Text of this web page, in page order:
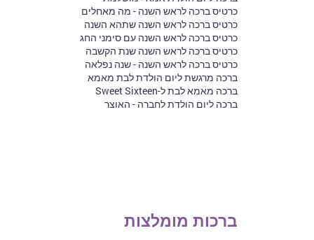
כרטיס ברכה לראש השנה - מה מאחלים
כרטיס ברכה לראש השנה שתהא השנה
כרטיס ברכה לראש השנה עם סימני החג
כרטיס ברכה לראש השנה שנת הקשבה
כרטיס ברכה לראש השנה - שנה נפלאה
ברכה מרגשת ליום הולדת לבת מאמא
ברכה מאמא לבת ל-Sweet Sixteen
ברכה ליום הולדת לחברה - האוצר
ברכות מומלצות